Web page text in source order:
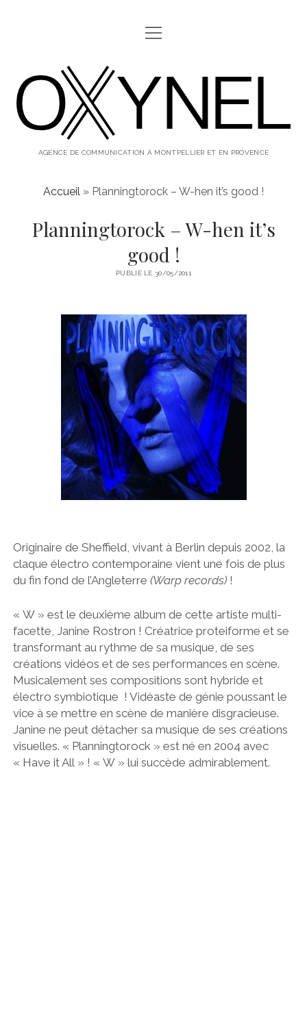
ABOUT
twitterinstagram
linkedin
ouvrir
menu
oxynel,
le
blog
AGENCE DE COMMUNICATION À MONTPELLIER ET EN PROVENCE
Accueil » Planningtorock – W-hen it’s good !
Planningtorock – W-hen it’s
good !
PUBLIÉ LE 30/05/2011
Originaire de Sheffield, vivant à Berlin depuis 2002, la
claque électro contemporaine vient une fois de plus
du fin fond de l’Angleterre (Warp records)!
« W » est le deuxième album de cette artiste multi-
facette, Janine Rostron ! Créatrice proteiforme et se
transformant au rythme de sa musique, de ses
créations vidéos et de ses performances en scène.
Musicalement ses compositions sont hybride et
électro symbiotique ! Vidéaste de génie poussant le
vice à se mettre en scène de manière disgracieuse.
Janine ne peut détacher sa musique de ses créations
visuelles. « Planningtorock » est né en 2004 avec
« Have it All » ! « W » lui succède admirablement.